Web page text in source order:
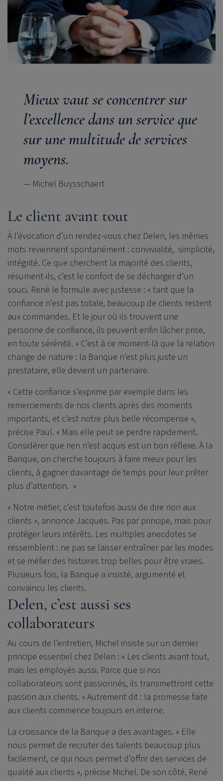
Mieux vaut se concentrer sur
l’excellence dans un service que
sur une multitude de services
moyens.
— Michel Buysschaert
Le client avant tout
À l’évocation d’un rendez-vous chez Delen, les mêmes
mots reviennent spontanément : convivialité, simplicité,
intégrité. Ce que cherchent la majorité des clients,
résument-ils, c’est le confort de se décharger d’un
souci. René le formule avec justesse : « tant que la
confiance n’est pas totale, beaucoup de clients restent
aux commandes. Et le jour où ils trouvent une
personne de confiance, ils peuvent enfin lâcher prise,
en toute sérénité. » C’est à ce moment-là que la relation
change de nature : la Banque n’est plus juste un
prestataire, elle devient un partenaire.
« Cette confiance s’exprime par exemple dans les
remerciements de nos clients après des moments
importants, et c’est notre plus belle récompense »,
précise Paul. « Mais elle peut se perdre rapidement.
Considérer que rien n’est acquis est un bon réflexe. À la
Banque, on cherche toujours à faire mieux pour les
clients, à gagner davantage de temps pour leur prêter
plus d’attention. »
« Notre métier, c’est toutefois aussi de dire non aux
clients », annonce Jacques. Pas par principe, mais pour
protéger leurs intérêts. Les multiples anecdotes se
ressemblent : ne pas se laisser entraîner par les modes
et se méfier des histoires trop belles pour être vraies.
Plusieurs fois, la Banque a insisté, argumenté et
convaincu les clients.
Delen, c’est aussi ses
collaborateurs
Au cours de l’entretien, Michel insiste sur un dernier
principe essentiel chez Delen : « Les clients avant tout,
mais les employés aussi. Parce que si nos
collaborateurs sont passionnés, ils transmettront cette
passion aux clients. » Autrement dit : la promesse faite
aux clients commence toujours en interne.
La croissance de la Banque a des avantages. « Elle
nous permet de recruter des talents beaucoup plus
facilement, ce qui nous permet d’offrir des services de
qualité aux clients », précise Michel. De son côté, René